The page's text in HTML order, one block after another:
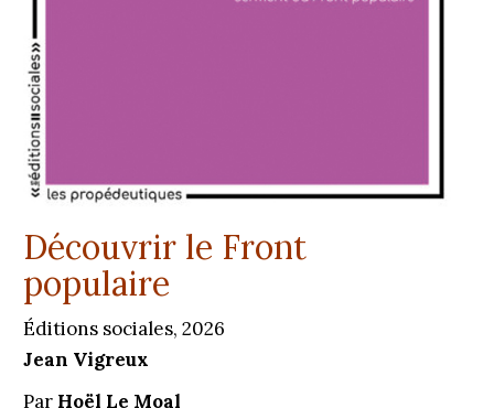
Découvrir le Front
populaire
Éditions sociales, 2026
Jean Vigreux
Par Hoël Le Moal